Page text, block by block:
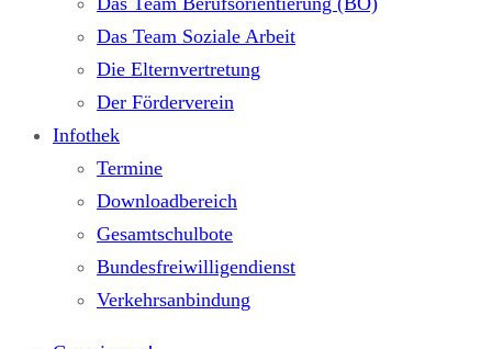
Das Team Soziale Arbeit
Die Elternvertretung
Der Förderverein
Infothek
Termine
Downloadbereich
Gesamtschulbote
Bundesfreiwilligendienst
Verkehrsanbindung